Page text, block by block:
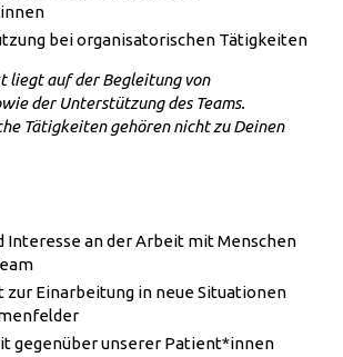
bei organisatorischen Tätigkeiten
liegt auf der Begleitung von
der Unterstützung des Teams.
Tätigkeiten gehören nicht zu Deinen
Interesse an der Arbeit mit Menschen
zur Einarbeitung in neue Situationen
gegenüber unserer Patient*innen